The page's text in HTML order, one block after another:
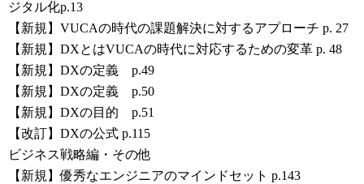
ジタル化p.13
【新規】VUCAの時代の課題解決に対するアプローチ p. 27
【新規】DXとはVUCAの時代に対応するための変革 p. 48
【新規】DXの定義 p.49
【新規】DXの定義 p.50
【新規】DXの目的 p.51
【改訂】DXの公式 p.115
ビジネス戦略編・その他
【新規】優秀なエンジニアのマインドセット p.143